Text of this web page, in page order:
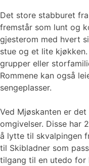
Det store stabburet
fremstår som lunt og
gjesterom med hvert
stue og et lite
grupper eller
Rommene kan også
sengeplasser.
Ved Mjøskanten er
omgivelser. Disse har
å lytte til skvalpingen
til Skibladner som
tilgang til en utedo for